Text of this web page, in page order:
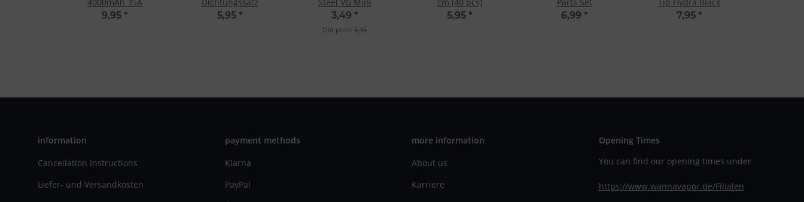
9,95 *
5,95 *
3,49 *
Old price: 5,95
5,95 *
6,99 *
7,95 *
information
Cancellation Instructions
Liefer- und Versandkosten
payment methods
Klarna
PayPal
more information
About us
Karriere
Opening Times
You can find our opening times under
https://www.wannavapor.de/Filialen